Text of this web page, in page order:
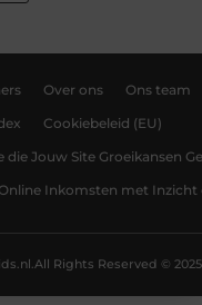
Over ons Ons team
Cookiebeleid (EU)
Jouw Site Groeikansen
Inkomsten met Inzicht
All Rights Reserved © 2025